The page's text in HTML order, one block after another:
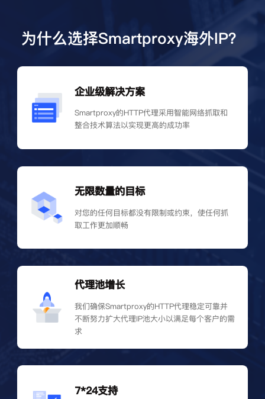
为什么选择Smartproxy海外IP？
企业级解决方案
Smartproxy的HTTP代理采用智能网络抓取和
整合技术算法以实现更高的成功率
无限数量的目标
对您的任何目标都没有限制或约束，使任何抓
取工作更加顺畅
代理池增长
我们确保Smartproxy的HTTP代理稳定可靠并
不断努力扩大代理IP池大小以满足每个客户的需
求
7*24支持